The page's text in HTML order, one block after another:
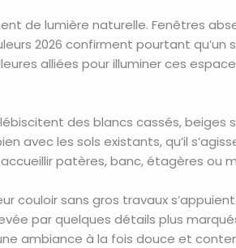
de lumière naturelle. Fenêtres
2026 confirment pourtant
alliées pour illuminer ces
des blancs cassés, beiges
avec les sols existants, qu’il
patères, banc, étagères ou
couloir sans gros travaux
par quelques détails plus
ambiance à la fois douce et